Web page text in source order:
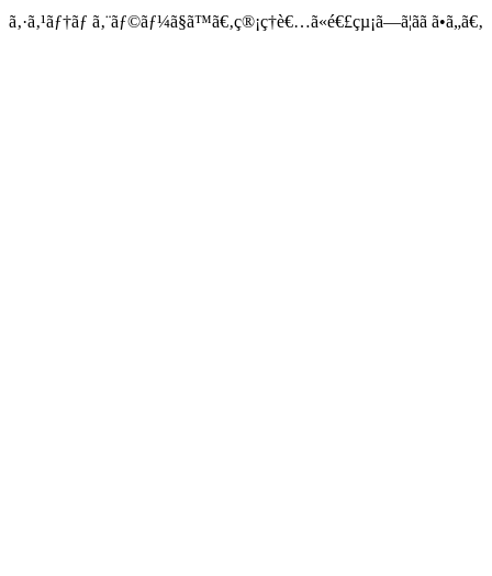
ã‚·ã‚¹ãƒ†ãƒ ã‚¨ãƒ©ãƒ¼ã§ã™ã€‚ç®¡ç†è€…ã«é€£çµ¡ã—ã¦ãã ã•ã„ã€‚